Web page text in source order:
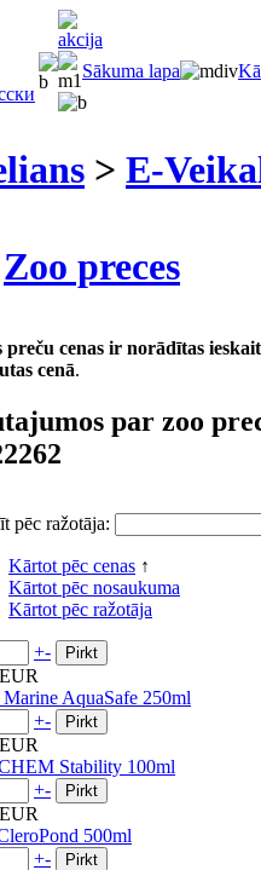
Sākuma lapa
> E-
Zoo preces
preču cenas ir norādītas
cenā.
par zoo
pēc ražotāja:
Kārtot pēc cenas ↑
Kārtot pēc nosaukuma
Kārtot pēc ražotāja
+-
Marine AquaSafe 250ml
+-
Stability 100ml
+-
500ml
+-